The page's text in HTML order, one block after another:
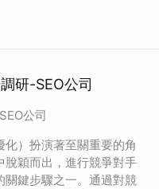
研-SEO公司
公司
）扮演著至關重要的角
脫穎而出，進行競爭對手
關鍵步驟之一。通過對競